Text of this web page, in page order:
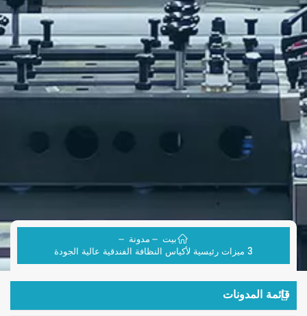
بيت
مدونة
3 ميزات رئيسية لأكياس النظافة الفندقية عالية الجودة
قائمة المدونات